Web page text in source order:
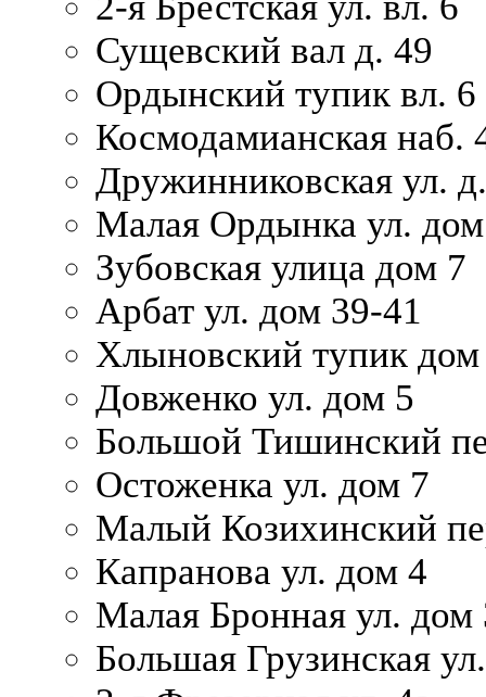
Сущевский вал д. 49
Ордынский тупик вл. 6
Космодамианская наб.
Дружинниковская ул.
Малая Ордынка ул.
Зубовская улица дом 7
Арбат ул. дом 39-41
Хлыновский тупик
Довженко ул. дом 5
Большой Тишинский
Остоженка ул. дом 7
Малый Козихинский
Капранова ул. дом 4
Малая Бронная ул. дом
Большая Грузинская